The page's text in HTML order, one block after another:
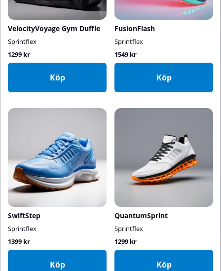
VelocityVoyage Gym Duffle
Sprintflex
1299 kr
Köp
FusionFlash
Sprintflex
1549 kr
Köp
SwiftStep
Sprintflex
1399 kr
Köp
QuantumSprint
Sprintflex
1299 kr
Köp